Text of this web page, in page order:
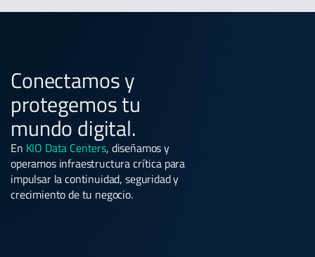
Conectamos y
protegemos tu
mundo digital.
En KIO Data Centers, diseñamos y
operamos infraestructura crítica para
impulsar la continuidad, seguridad y
crecimiento de tu negocio.